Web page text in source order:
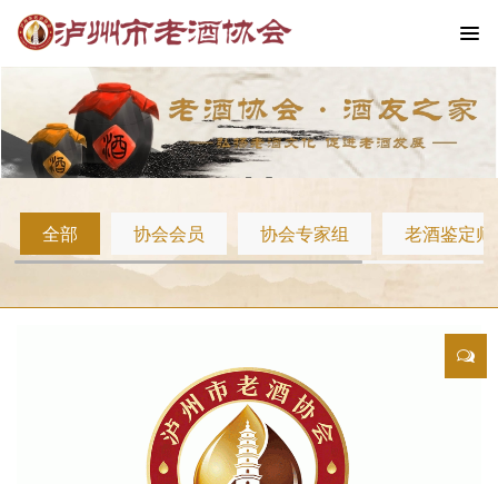
全部 协会会员 协会专家组 老酒鉴定师